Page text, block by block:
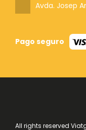
Avda. Josep
Pago seguro
All rights reserved